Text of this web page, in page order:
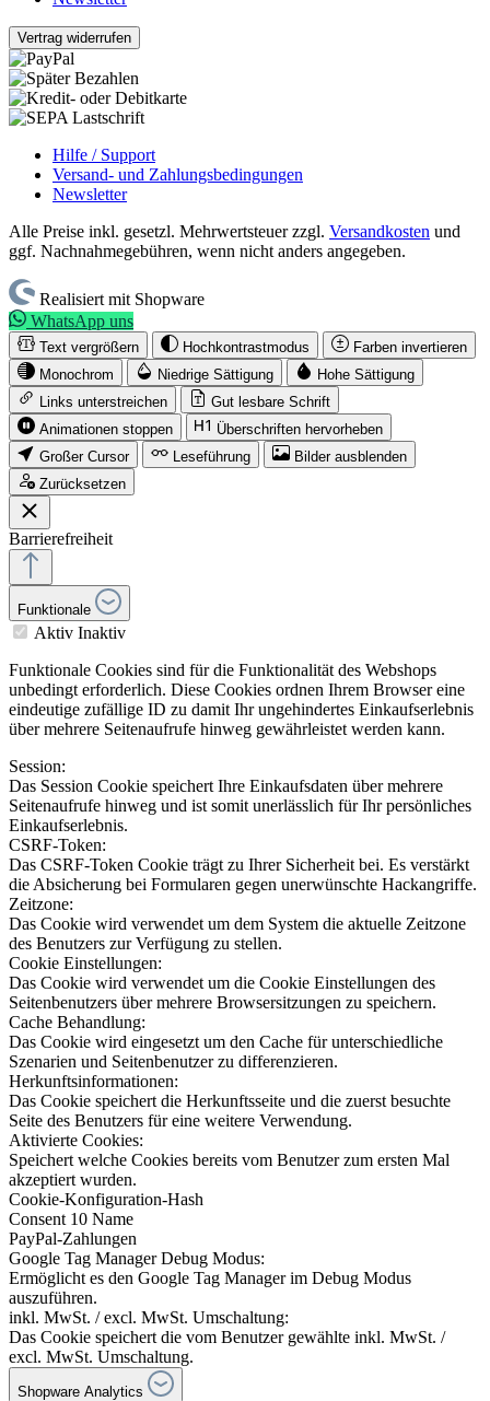
Vertrag widerrufen
Hilfe / Support
Versand- und Zahlungsbedingungen
Newsletter
Alle Preise inkl. gesetzl. Mehrwertsteuer zzgl. Versandkosten und
ggf. Nachnahmegebühren, wenn nicht anders angegeben.
Realisiert mit Shopware
WhatsApp uns
Text vergrößern Hochkontrastmodus
Farben invertieren
Monochrom
Niedrige Sättigung
Hohe Sättigung
Links unterstreichen
Gut lesbare Schrift
Animationen stoppen
Überschriften hervorheben
Großer Cursor
Leseführung
Bilder ausblenden
Zurücksetzen
Barrierefreiheit
Funktionale
Aktiv Inaktiv
Funktionale Cookies sind für die Funktionalität des Webshops
unbedingt erforderlich. Diese Cookies ordnen Ihrem Browser eine
eindeutige zufällige ID zu damit Ihr ungehindertes Einkaufserlebnis
über mehrere Seitenaufrufe hinweg gewährleistet werden kann.
Session:
Das Session Cookie speichert Ihre Einkaufsdaten über mehrere
Seitenaufrufe hinweg und ist somit unerlässlich für Ihr persönliches
Einkaufserlebnis.
CSRF-Token:
Das CSRF-Token Cookie trägt zu Ihrer Sicherheit bei. Es verstärkt
die Absicherung bei Formularen gegen unerwünschte Hackangriffe.
Zeitzone:
Das Cookie wird verwendet um dem System die aktuelle Zeitzone
des Benutzers zur Verfügung zu stellen.
Cookie Einstellungen:
Das Cookie wird verwendet um die Cookie Einstellungen des
Seitenbenutzers über mehrere Browsersitzungen zu speichern.
Cache Behandlung:
Das Cookie wird eingesetzt um den Cache für unterschiedliche
Szenarien und Seitenbenutzer zu differenzieren.
Herkunftsinformationen:
Das Cookie speichert die Herkunftsseite und die zuerst besuchte
Seite des Benutzers für eine weitere Verwendung.
Aktivierte Cookies:
Speichert welche Cookies bereits vom Benutzer zum ersten Mal
akzeptiert wurden.
Cookie-Konfiguration-Hash
Consent 10 Name
PayPal-Zahlungen
Google Tag Manager Debug Modus:
Ermöglicht es den Google Tag Manager im Debug Modus
auszuführen.
inkl. MwSt. / excl. MwSt. Umschaltung:
Das Cookie speichert die vom Benutzer gewählte inkl. MwSt. /
excl. MwSt. Umschaltung.
Shopware Analytics